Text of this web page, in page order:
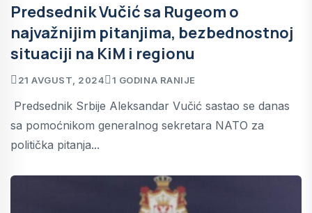
Predsednik Vučić sa Rugeom o
najvažnijim pitanjima, bezbednostnoj
situaciji na KiM i regionu
21 AVGUST, 2024 1 GODINA RANIJE
Predsednik Srbije Aleksandar Vučić sastao se danas
sa pomoćnikom generalnog sekretara NATO za
politička pitanja...